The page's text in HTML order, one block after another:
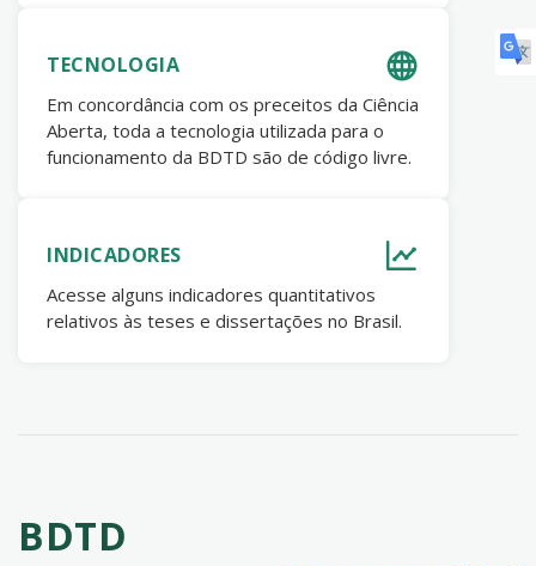
TECNOLOGIA
Em concordância com os preceitos da Ciência
Aberta, toda a tecnologia utilizada para o
funcionamento da BDTD são de código livre.
INDICADORES
Acesse alguns indicadores quantitativos
relativos às teses e dissertações no Brasil.
BDTD